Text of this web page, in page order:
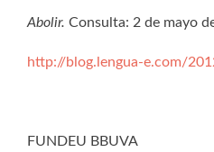
Abolir. Consulta: 2 de mayo
http://blog.lengua-e.com/
FUNDEU BBUVA